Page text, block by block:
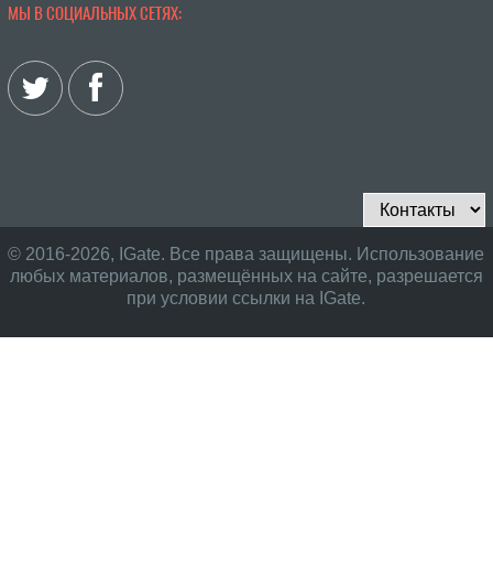
МЫ В СОЦИАЛЬНЫХ СЕТЯХ:
© 2016-2026, IGate. Все права защищены. Использование
любых материалов, размещённых на сайте, разрешается
при условии ссылки на IGate.